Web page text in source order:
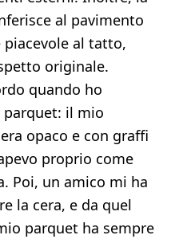
al pavimento
al tatto,
originale.
quando ho
parquet: il mio
opaco e con graffi
proprio come
Poi, un amico mi ha
la cera, e da quel
parquet ha sempre